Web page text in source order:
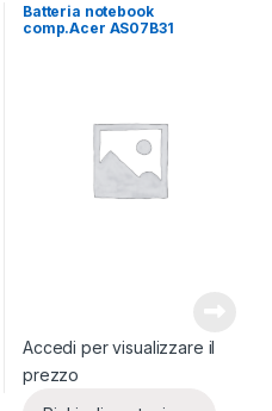
Batteria notebook
comp.Acer AS07B31
Accedi per visualizzare il
prezzo